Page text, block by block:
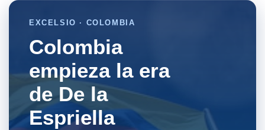
EXCELSIO · COLOMBIA
Colombia
empieza la era
de De la
Espriella